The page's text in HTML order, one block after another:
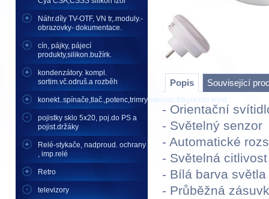
Náhr.díly TV-OTF, VN tr,.moduly.-
obrazovky- dokumentace.
cín, pájky, pájecí
produkty,silikon.bužírk.
kondenzátory. kompl.
sortim.vč.odruš.a rozběh
konekt..spínače,tlač.,potenc,trimry,mikrosp,filtry,rezon.kryst..
pojistky sklo 5x20, poj.do PS a
pojist.držáky
Relé-stykače, nadproud. ochrany
, imp.relé
Retro
televizory
Popis Související
- Orientační
- Světelný senzor
- Automatické
- Světelná
- Bílá barva světla
- Průběžná